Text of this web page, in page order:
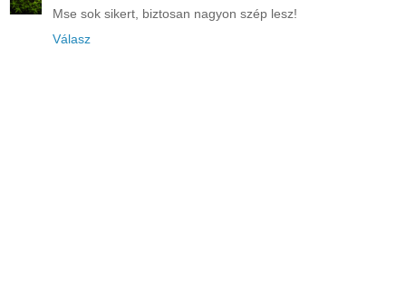
Mse sok sikert, biztosan nagyon szép lesz!
Válasz